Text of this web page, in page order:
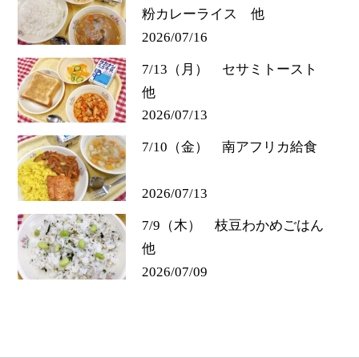
粉カレーライス 他
2026/07/16
7/13（月） セサミトースト
他
2026/07/13
7/10（金） 南アフリカ給食
2026/07/13
7/9（木） 枝豆わかめごはん
他
2026/07/09